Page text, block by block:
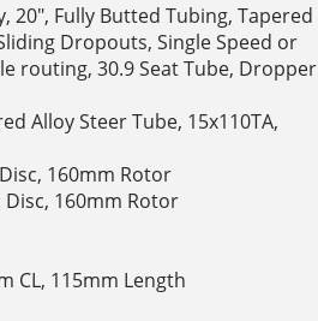
20", Fully Butted Tubing, Tapered
Dropouts, Single Speed or
routing, 30.9 Seat Tube, Dropper
Alloy Steer Tube, 15x110TA,
160mm Rotor
Disc, 160mm Rotor
CL, 115mm Length